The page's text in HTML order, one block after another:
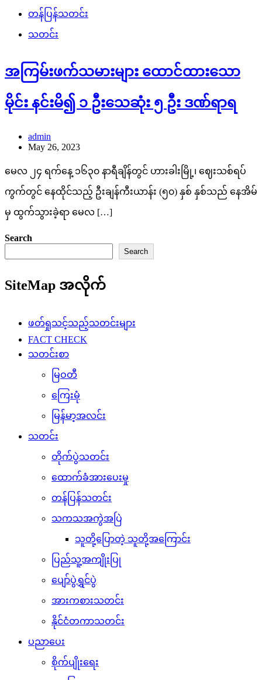
တန်ပြန်သတင်း
သတင်း
အကြမ်းဖက်သမားများ ‌ထောင်ထားသော
မိုင်း နင်းမိ၍ ၁ ဦးသေဆုံး ၅ ဦး ဒဏ်ရာရ
admin
May 26, 2023
မေလ ၂၄ ရက်နေ့ ၁၆၃၀ နာရီချိန်တွင် ဟားခါးမြို့၊ ဈေးသစ်ရပ်
ကွက်တွင် နေထိုင်သည့် ဦးချန်ကီးယာန်း (၅၀) နှစ် နှစ်သည် နေအိမ်
မှ ထွက်သွားခဲ့ရာ မေလ […]
Search
Search
SiteMap အလိုက်
ဖတ်ရှုသင့်သည့်သတင်းများ
FACT CHECK
သတင်းစာ
မြဝတီ
ကြေးမုံ
မြန်မာ့အလင်း
သတင်း
တိုက်ပွဲသတင်း
ထောက်ခံအားပေးမှု
တန်ပြန်သတင်း
သကသအကွဲအပြဲ
သူတို့ပြောတဲ့ သူတို့အကြောင်း
ပြည်သူ့အကျိုးပြု
ပျော်ပွဲရွှင်ပွဲ
အားကစားသတင်း
နိုင်ငံတကာသတင်း
ပညာပေး
စိုက်ပျိုးရေး